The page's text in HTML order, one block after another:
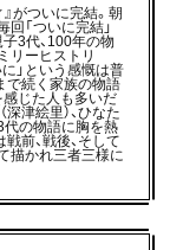
がついに完結。朝
「ついに完結」
3代、100年の物
リーヒストリ
」という感慨は普
で続く家族の物語
感じた人も多いだ
深津絵里）、ひなた
代の物語に胸を熱
前、戦後、そして
描かれ三者三様に